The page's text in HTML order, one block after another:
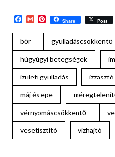
Facebook
GmailPinterest
Share Post
bőr gyulladáscsökkentő
húgyúgyi betegségek
ízületi gyulladás izzasztó
máj és epe
vérnyomáscsökkentő
vesetisztító vízhajtó